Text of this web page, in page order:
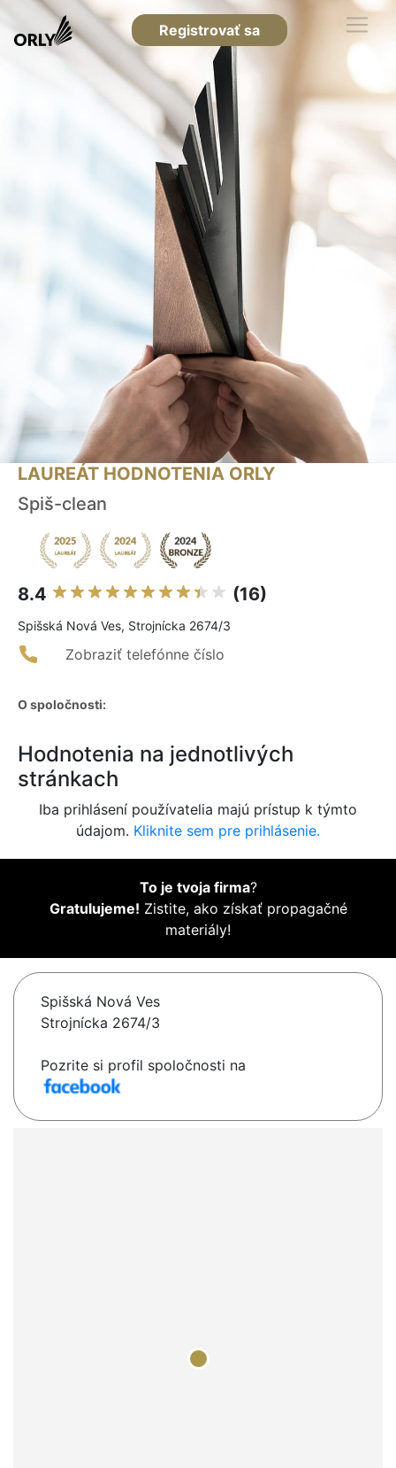
Registrovať sa
LAUREÁT HODNOTENIA ORLY
Spiš-clean
8.4 (16)
Spišská Nová Ves, Strojnícka 2674/3
Zobraziť telefónne číslo
O spoločnosti:
Hodnotenia na jednotlivých
stránkach
Iba prihlásení používatelia majú prístup k týmto
údajom. Kliknite sem pre prihlásenie.
To je tvoja firma?
Gratulujeme! Zistite, ako získať propagačné
materiály!
Spišská Nová Ves
Strojnícka 2674/3
Pozrite si profil spoločnosti na